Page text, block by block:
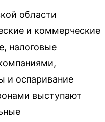
области
и коммерческие
налоговые
и оспаривание
выступают